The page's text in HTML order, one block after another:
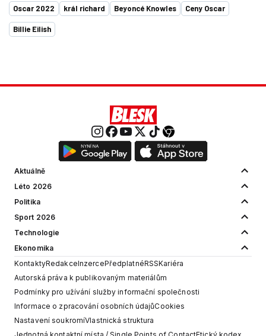
Oscar 2022 král richard Beyoncé Knowles Ceny Oscar
Billie Eilish
Aktuálně
Léto 2026
Politika
Sport 2026
Technologie
Ekonomika
KontaktyRedakceInzercePředplatnéRSSKariéra
Autorská práva k publikovaným materiálům
Podmínky pro užívání služby informační společnosti
Informace o zpracování osobních údajůCookies
Nastavení soukromíVlastnická struktura